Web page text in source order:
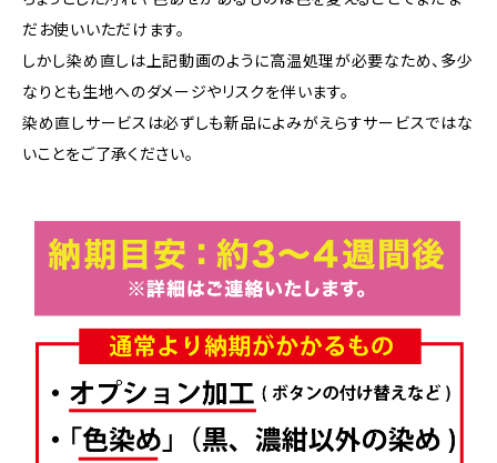
だお使いいただけます。
しかし染め直しは上記動画のように高温処理が必要なため、多少
なりとも生地へのダメージやリスクを伴います。
染め直しサービスは必ずしも新品によみがえらすサービスではな
いことをご了承ください。